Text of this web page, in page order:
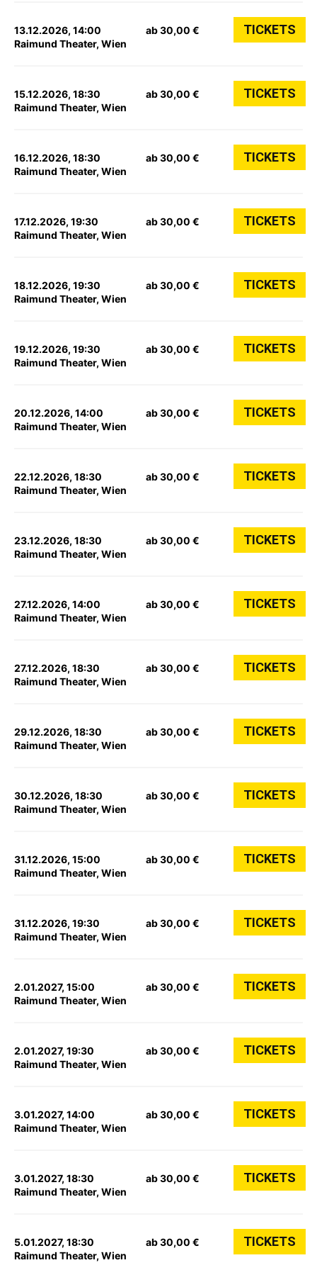
13.12.2026, 14:00
Raimund Theater, Wien
ab 30,00 € TICKETS
15.12.2026, 18:30
Raimund Theater, Wien
ab 30,00 € TICKETS
16.12.2026, 18:30
Raimund Theater, Wien
ab 30,00 € TICKETS
17.12.2026, 19:30
Raimund Theater, Wien
ab 30,00 € TICKETS
18.12.2026, 19:30
Raimund Theater, Wien
ab 30,00 € TICKETS
19.12.2026, 19:30
Raimund Theater, Wien
ab 30,00 € TICKETS
20.12.2026, 14:00
Raimund Theater, Wien
ab 30,00 € TICKETS
22.12.2026, 18:30
Raimund Theater, Wien
ab 30,00 € TICKETS
23.12.2026, 18:30
Raimund Theater, Wien
ab 30,00 € TICKETS
27.12.2026, 14:00
Raimund Theater, Wien
ab 30,00 € TICKETS
27.12.2026, 18:30
Raimund Theater, Wien
ab 30,00 € TICKETS
29.12.2026, 18:30
Raimund Theater, Wien
ab 30,00 € TICKETS
30.12.2026, 18:30
Raimund Theater, Wien
ab 30,00 € TICKETS
31.12.2026, 15:00
Raimund Theater, Wien
ab 30,00 € TICKETS
31.12.2026, 19:30
Raimund Theater, Wien
ab 30,00 € TICKETS
2.01.2027, 15:00
Raimund Theater, Wien
ab 30,00 € TICKETS
2.01.2027, 19:30
Raimund Theater, Wien
ab 30,00 € TICKETS
3.01.2027, 14:00
Raimund Theater, Wien
ab 30,00 € TICKETS
3.01.2027, 18:30
Raimund Theater, Wien
ab 30,00 € TICKETS
5.01.2027, 18:30
Raimund Theater, Wien
ab 30,00 € TICKETS